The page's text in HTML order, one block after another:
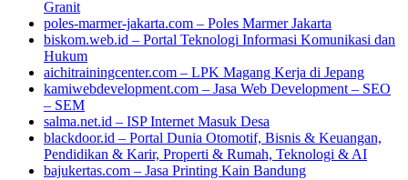
Granit
poles-marmer-jakarta.com – Poles Marmer Jakarta
biskom.web.id – Portal Teknologi Informasi Komunikasi dan
Hukum
aichitrainingcenter.com – LPK Magang Kerja di Jepang
kamiwebdevelopment.com – Jasa Web Development – SEO
– SEM
salma.net.id – ISP Internet Masuk Desa
blackdoor.id – Portal Dunia Otomotif, Bisnis & Keuangan,
Pendidikan & Karir, Properti & Rumah, Teknologi & AI
bajukertas.com – Jasa Printing Kain Bandung